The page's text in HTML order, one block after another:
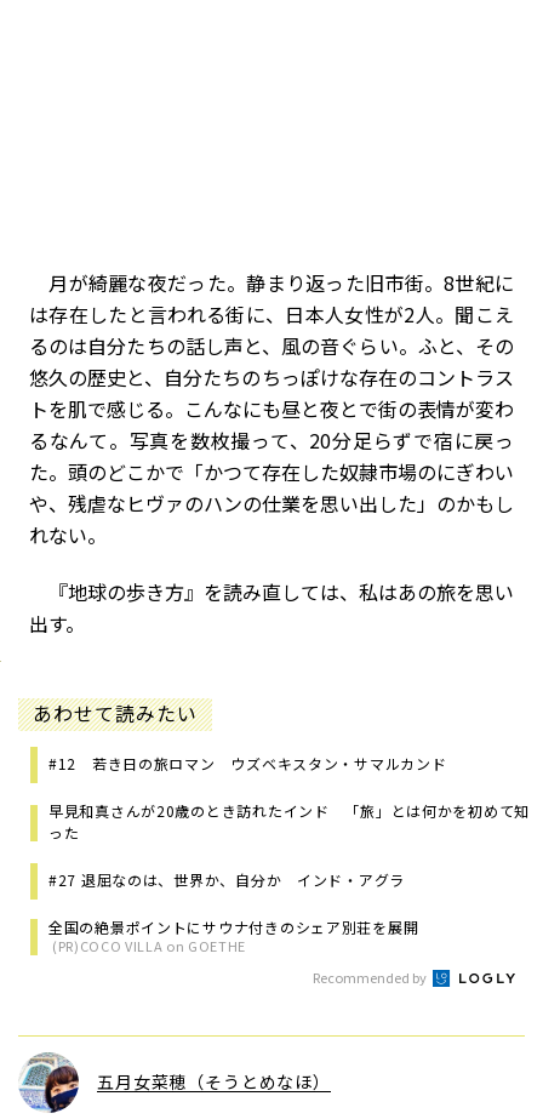
月が綺麗な夜だった。静まり返った旧市街。8世紀に
は存在したと言われる街に、日本人女性が2人。聞こえ
るのは自分たちの話し声と、風の音ぐらい。ふと、その
悠久の歴史と、自分たちのちっぽけな存在のコントラス
トを肌で感じる。こんなにも昼と夜とで街の表情が変わ
るなんて。写真を数枚撮って、20分足らずで宿に戻っ
た。頭のどこかで「かつて存在した奴隷市場のにぎわい
や、残虐なヒヴァのハンの仕業を思い出した」のかもし
れない。
『地球の歩き方』を読み直しては、私はあの旅を思い
出す。
あわせて読みたい
#12 若き日の旅ロマン ウズベキスタン・サマルカンド
早見和真さんが20歳のとき訪れたインド 「旅」とは何かを初めて知
った
#27 退屈なのは、世界か、自分か インド・アグラ
全国の絶景ポイントにサウナ付きのシェア別荘を展開
(PR)COCO VILLA on GOETHE
Recommended by
五月女菜穂（そうとめなほ）